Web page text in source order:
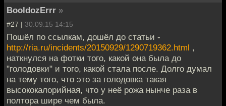
BooldozErrr »
#27 | 30.09.15 14:15
Пошёл по ссылкам, дошёл до статьи -
http://ria.ru/incidents/20150929/1290719362.html ,
наткнулся на фотки того, какой она была до
"голодовки" и того, какой стала после. Долго думал
на тему того, что это за голодовка такая
высококалорийная, что у неё рожа нынче раза в
полтора шире чем была.